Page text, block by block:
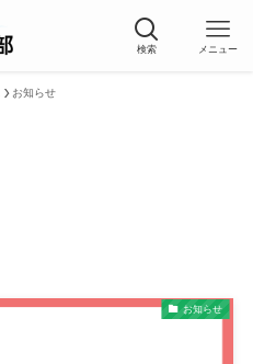
検索 メニュー
お知らせ
お知らせ